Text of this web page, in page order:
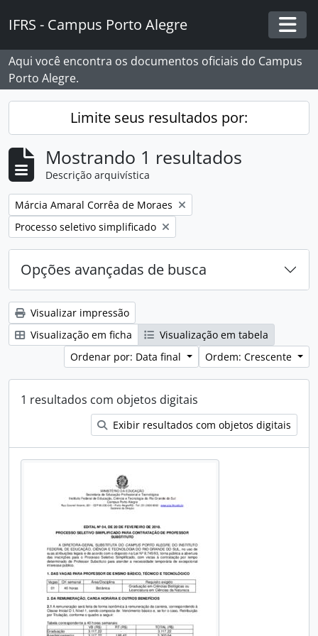
IFRS - Campus Porto Alegre
Aqui você encontra os documentos oficiais do Campus
Porto Alegre.
Limite seus resultados por:
Mostrando 1 resultados
Descrição arquivística
Remover filtro:
Márcia Amaral Corrêa de Moraes
Remover filtro:
Processo seletivo simplificado
Opções avançadas de busca
Visualizar impressão
Visualização em ficha
Visualização em tabela
Ordenar por: Data final
Ordem: Crescente
1 resultados com objetos digitais
Exibir resultados com objetos digitais